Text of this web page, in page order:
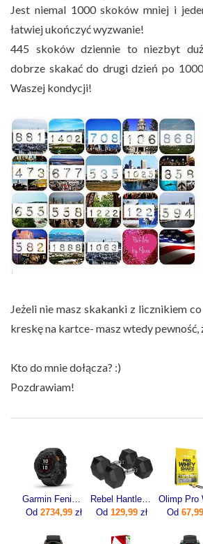
Jest niemal 1000 skoków mniej i
łatwiej ukończyć wyzwanie!
445 skoków dziennie to niezbyt
dobrze skakać do drugi dzień po
Waszej kondycji!
Jeżeli nie masz skakanki z licznikiem
kreskę na kartce- masz wtedy pewność,
Kto do mnie dołącza? :)
Pozdrawiam!
Garmin Fenix 7 Pro Solar Szaro-czarny (0100277701)
Od 2734,99zł
Rebel ‎Hantle Hex żeliwne 2 x 12.5 kg
Od 129,99 zł
Od 67,99